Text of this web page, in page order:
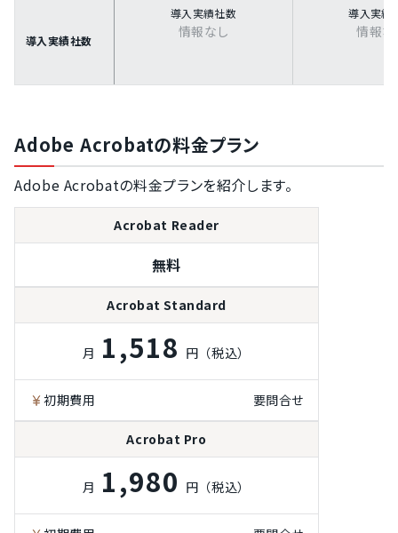
導入実績社数
導入実績社数
情報なし
導入実績
情報な
Adobe Acrobatの料金プラン
Adobe Acrobatの料金プランを紹介します。
Acrobat Reader
無料
Acrobat Standard
月 1,518 円（税込）
初期費用 要問合せ
Acrobat Pro
月 1,980 円（税込）